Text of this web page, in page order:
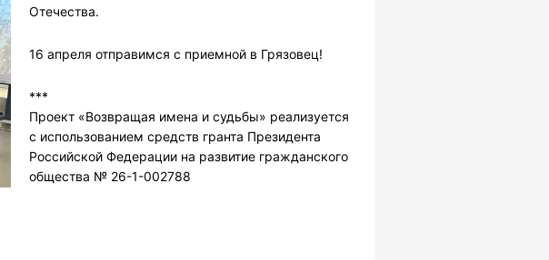
Отечества.
16 апреля отправимся с приемной в Грязовец!
***
Проект «Возвращая имена и судьбы» реализуется
с использованием средств гранта Президента
Российской Федерации на развитие гражданского
общества № 26-1-002788